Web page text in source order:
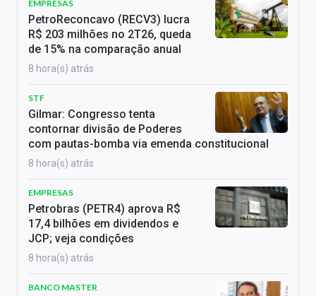
EMPRESAS
PetroReconcavo (RECV3) lucra
R$ 203 milhões no 2T26, queda
de 15% na comparação anual
8 hora(s) atrás
STF
Gilmar: Congresso tenta
contornar divisão de Poderes
com pautas-bomba via emenda constitucional
8 hora(s) atrás
EMPRESAS
Petrobras (PETR4) aprova R$
17,4 bilhões em dividendos e
JCP; veja condições
8 hora(s) atrás
BANCO MASTER